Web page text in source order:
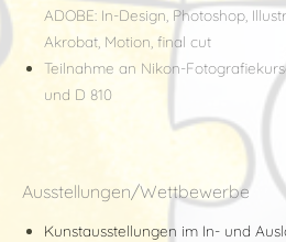
ADOBE: In-Design, Photoshop,
Akrobat, Motion, final cut
Teilnahme an Nikon-
und D 810
Ausstellungen/Wettbewerbe
Kunstausstellungen im In- und